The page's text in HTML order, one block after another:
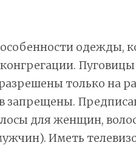
одежды,
только на
запрещены.
для женщин,
Иметь